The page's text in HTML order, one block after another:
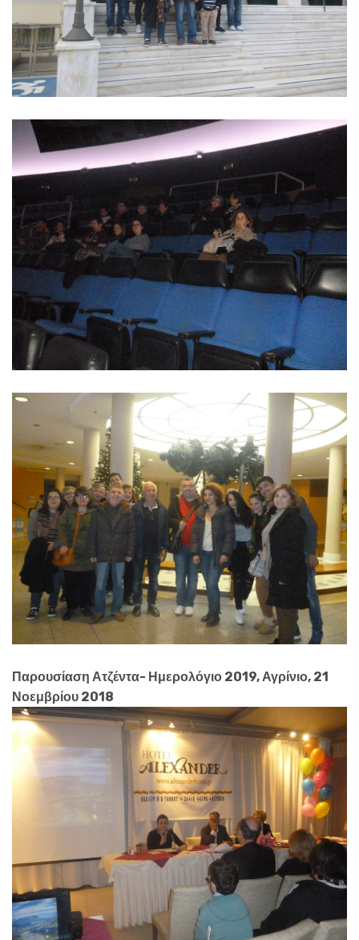
Παρουσίαση Ατζέντα- Ημερολόγιο 2019, Αγρίνιο, 21
Νοεμβρίου 2018